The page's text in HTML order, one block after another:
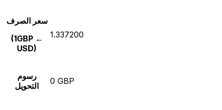
سعر الصرف
(1GBP ←
USD)
1.337200
رسوم
التحويل
0 GBP